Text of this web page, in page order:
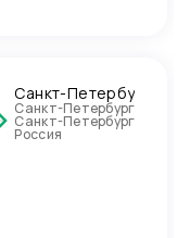
Санкт-Петербург
Санкт-Петербург
Санкт-Петербург
Россия